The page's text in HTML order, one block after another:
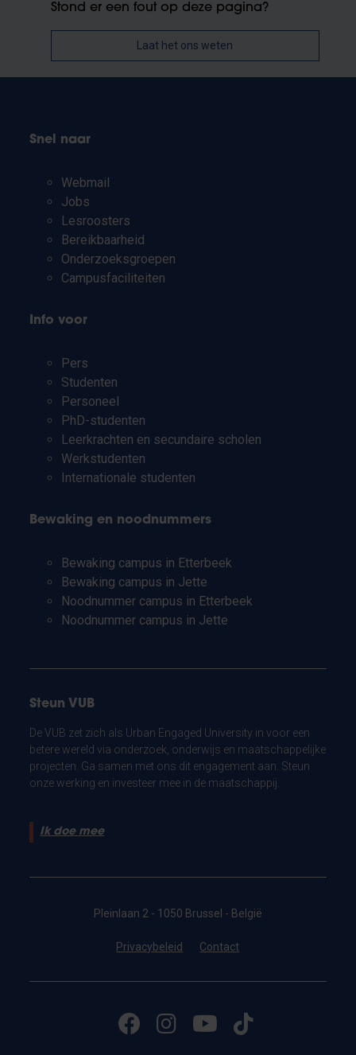
Stond er een fout op deze pagina?
Laat het ons weten
Snel naar
Webmail
Jobs
Lesroosters
Bereikbaarheid
Onderzoeksgroepen
Campusfaciliteiten
Info voor
Pers
Studenten
Personeel
PhD-studenten
Leerkrachten en secundaire scholen
Werkstudenten
Internationale studenten
Bewaking en noodnummers
Bewaking campus in Etterbeek
Bewaking campus in Jette
Noodnummer campus in Etterbeek
Noodnummer campus in Jette
Steun VUB
De VUB zet zich als Urban Engaged University in voor een
betere wereld via onderzoek, onderwijs en maatschappelijke
projecten. Ga samen met ons dit engagement aan. Steun
onze werking en investeer mee in de maatschappij.
Ik doe mee
Pleinlaan 2 - 1050 Brussel - België
Privacybeleid Contact